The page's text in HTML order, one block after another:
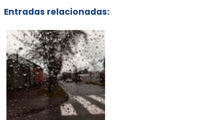
Entradas relacionadas: